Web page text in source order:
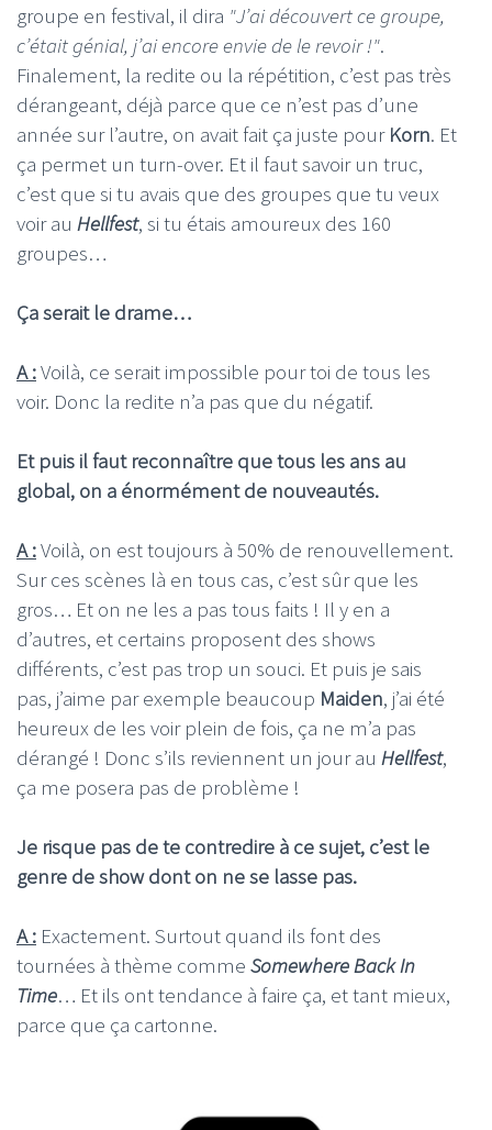
groupe en festival, il dira "J’ai découvert ce groupe,
c’était génial, j’ai encore envie de le revoir !".
Finalement, la redite ou la répétition, c’est pas très
dérangeant, déjà parce que ce n’est pas d’une
année sur l’autre, on avait fait ça juste pour Korn. Et
ça permet un turn-over. Et il faut savoir un truc,
c’est que si tu avais que des groupes que tu veux
voir au Hellfest, si tu étais amoureux des 160
groupes…
Ça serait le drame…
A :Voilà, ce serait impossible pour toi de tous les
voir. Donc la redite n’a pas que du négatif.
Et puis il faut reconnaître que tous les ans au
global, on a énormément de nouveautés.
A :Voilà, on est toujours à 50% de renouvellement.
Sur ces scènes là en tous cas, c’est sûr que les
gros… Et on ne les a pas tous faits ! Il y en a
d’autres, et certains proposent des shows
différents, c’est pas trop un souci. Et puis je sais
pas, j’aime par exemple beaucoup Maiden, j’ai été
heureux de les voir plein de fois, ça ne m’a pas
dérangé ! Donc s’ils reviennent un jour au Hellfest,
ça me posera pas de problème !
Je risque pas de te contredire à ce sujet, c’est le
genre de show dont on ne se lasse pas.
A : Exactement. Surtout quand ils font des
tournées à thème comme Somewhere Back In
Time… Et ils ont tendance à faire ça, et tant mieux,
parce que ça cartonne.